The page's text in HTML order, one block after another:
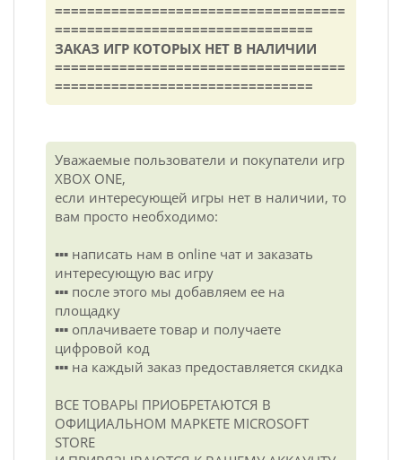
====================================
================================
ЗАКАЗ ИГР КОТОРЫХ НЕТ В НАЛИЧИИ
====================================
================================
Уважаемые пользователи и покупатели игр
XBOX ONE,
если интересующей игры нет в наличии, то
вам просто необходимо:
▪️▪️▪️ написать нам в online чат и заказать
интересующую вас игру
▪️▪️▪️ после этого мы добавляем ее на
площадку
▪️▪️▪️ оплачиваете товар и получаете
цифровой код
▪️▪️▪️ на каждый заказ предоставляется скидка
ВСЕ ТОВАРЫ ПРИОБРЕТАЮТСЯ В
ОФИЦИАЛЬНОМ МАРКЕТЕ MICROSOFT
STORE